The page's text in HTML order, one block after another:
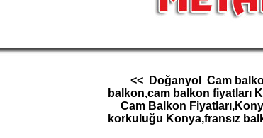
<< Doğanyol Cam
balkon,cam balkon fiyatları
Cam Balkon
korkuluğu Konya,fransız